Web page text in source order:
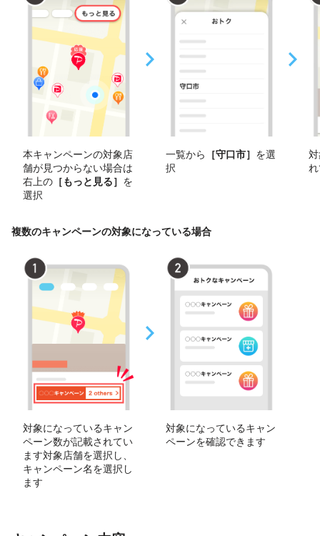
本キャンペーンの対象店
舗が見つからない場合は
右上の ［もっと見る］ を
選択
一覧から ［守口市］ を選
択
複数のキャンペーンの対象になっている場合
対象になっているキャン
ペーン数が記載されてい
ます対象店舗を選択し、
キャンペーン名を選択し
ます
対象になっているキャン
ペーンを確認できます